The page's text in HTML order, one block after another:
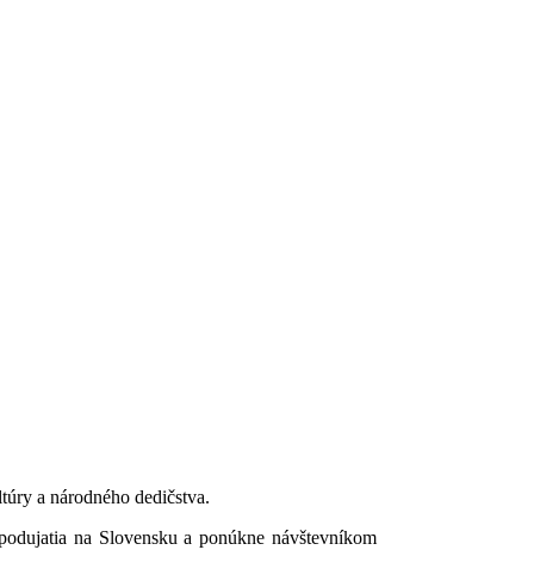
a národného dedičstva.
na Slovensku a ponúkne návštevníkom